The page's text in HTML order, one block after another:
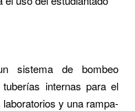
sistema de bombeo
internas para el
y una rampa-